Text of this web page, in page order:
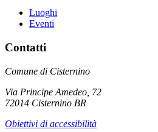
Luoghi
Eventi
Contatti
Comune di Cisternino
Via Principe Amedeo, 72
72014 Cisternino BR
Obiettivi di accessibilità